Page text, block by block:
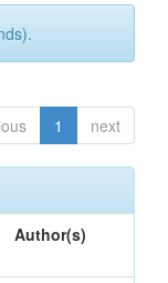
1 next
Author(s)